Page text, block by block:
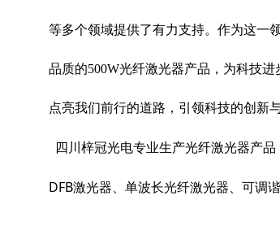
等多个领域提供了有力支持。作为这一
品质的500W光纤激光器产品，为科技进
点亮我们前行的道路，引领科技的创新与
四川梓冠光电专业生产光纤激光器产品
DFB激光器 单波长光纤激光器 可调